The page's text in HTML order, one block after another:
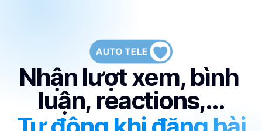
Nhận lượt xem, bình
luận, reactions,...